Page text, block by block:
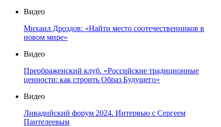
Видео
Михаил Дроздов: «Найти место соотечественников в
новом мире»
Видео
Преображенский клуб. «Российские традиционные
ценности: как строить Образ Будущего»
Видео
Ливадийский форум 2024. Интервью с Сергеем
Пантелеевым